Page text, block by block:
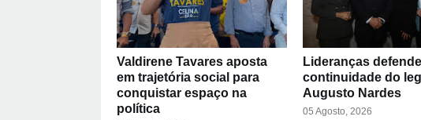
Valdirene Tavares aposta
em trajetória social para
conquistar espaço na
política
Lideranças
continuidade do
Augusto Nardes
05 Agosto, 2026